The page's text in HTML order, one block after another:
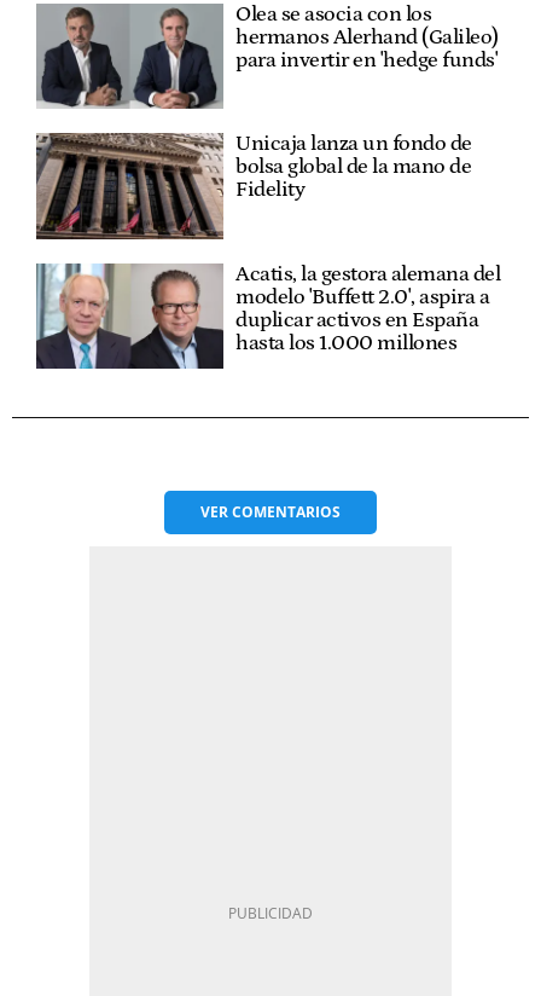
Olea se asocia con los
hermanos Alerhand (Galileo)
para invertir en 'hedge funds'
Unicaja lanza un fondo de
bolsa global de la mano de
Fidelity
Acatis, la gestora alemana del
modelo 'Buffett 2.0', aspira a
duplicar activos en España
hasta los 1.000 millones
VERCOMENTARIOS